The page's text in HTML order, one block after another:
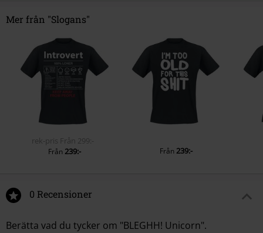
Mer från "Slogans"
rek-pris Från 299:-
Från 239:- Från 239:-
0 Recensioner
Berätta vad du tycker om "BLEGHH! Unicorn".